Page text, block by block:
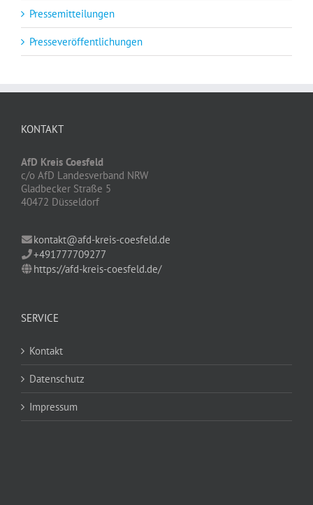
Pressemitteilungen
Presseveröffentlichungen
KONTAKT
AfD Kreis Coesfeld
c/o AfD Landesverband NRW
Gladbecker Straße 5
40472 Düsseldorf
kontakt@afd-kreis-coesfeld.de
+491777709277
https://afd-kreis-coesfeld.de/
SERVICE
Kontakt
Datenschutz
Impressum